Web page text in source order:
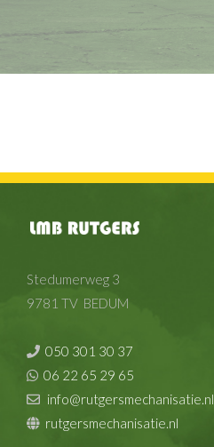
Stedumerweg 3
9781 TV BEDUM
050 301 30 37
06 22 65 29 65
info@rutgersmechanisatie.nl
rutgersmechanisatie.nl